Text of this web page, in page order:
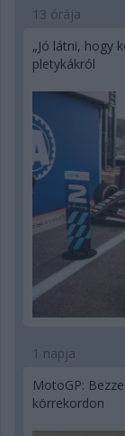
13 órája
„Jó látni, hogy
pletykákról
1 napja
MotoGP:
körrekordon